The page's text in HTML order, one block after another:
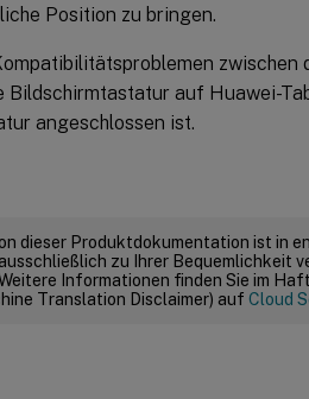
Position zu bringen.
zwischen
Bildschirmtastatur auf Huawei-
angeschlossen ist.
dieser Produktdokumentation ist in
zu Ihrer Bequemlichkeit
Informationen finden Sie im
Translation Disclaimer) auf Cloud